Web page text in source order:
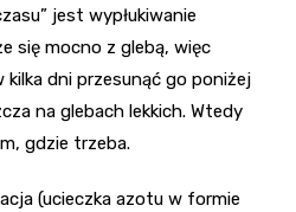
jest wypłukiwanie
się mocno z glebą, więc
dni przesunąć go poniżej
na glebach lekkich. Wtedy
gdzie trzeba.
(ucieczka azotu w formie